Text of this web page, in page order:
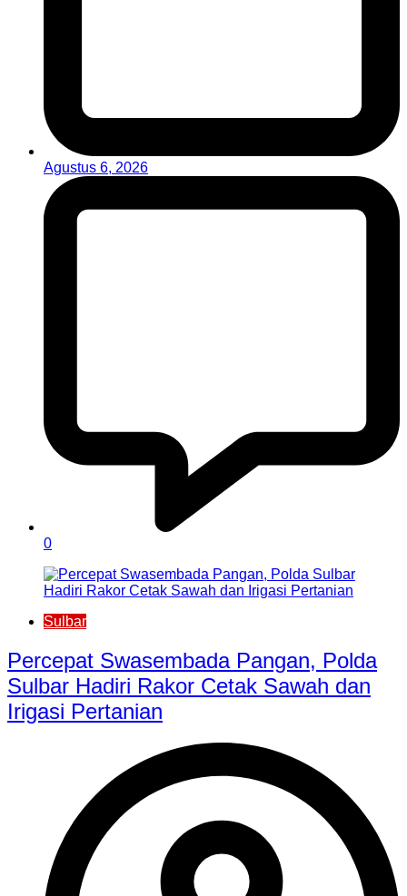
Agustus 6, 2026
0
Sulbar
Percepat Swasembada Pangan, Polda
Sulbar Hadiri Rakor Cetak Sawah dan
Irigasi Pertanian